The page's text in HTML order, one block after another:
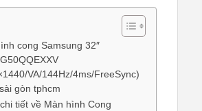
cong Samsung 32″
VA/144Hz/4ms/FreeSync)
gòn tphcm
tiết về Màn hình Cong